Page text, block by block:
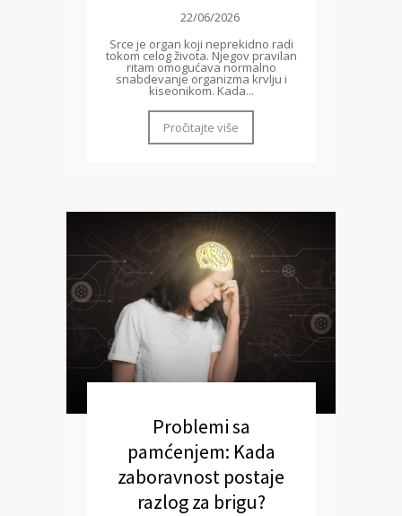
22/06/2026
Srce je organ koji neprekidno radi
tokom celog života. Njegov pravilan
ritam omogućava normalno
snabdevanje organizma krvlju i
kiseonikom. Kada...
Pročitajte više
Problemi sa
pamćenjem: Kada
zaboravnost postaje
razlog za brigu?